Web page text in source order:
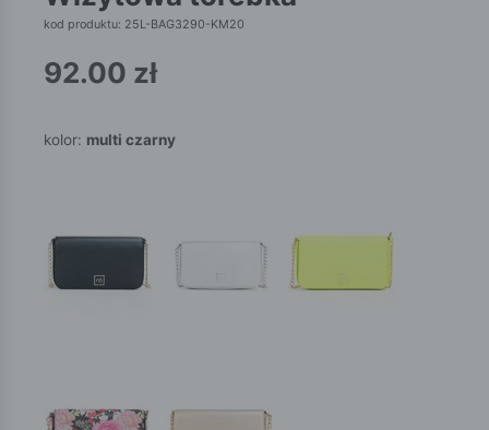
kod produktu: 25L-BAG3290-KM20
92.00 zł
kolor: multi czarny